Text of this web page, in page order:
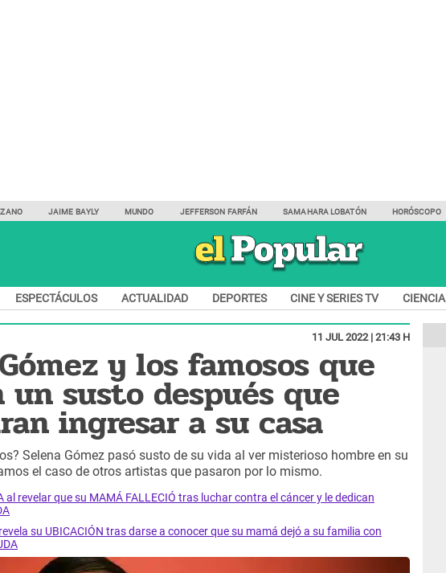
JAIME BAYLY MUNDO JEFFERSON FARFÁN SAMAHARA LOBATÓN HORÓSCOPO
ESPECTÁCULOS ACTUALIDAD DEPORTES CINE Y SERIES TV CIENCIA
11 JUL 2022 | 21:43 H
y los famosos que
un susto después que
ingresar a su casa
Selena Gómez pasó susto de su vida al ver misterioso hombre en su
el caso de otros artistas que pasaron por lo mismo.
al revelar que su MAMÁ FALLECIÓ tras luchar contra el cáncer y le dedican
su UBICACIÓN tras darse a conocer que su mamá dejó a su familia con